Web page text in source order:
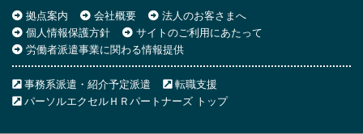
拠点案内
会社概要
法人のお客さまへ
個人情報保護方針
サイトのご利用にあたって
労働者派遣事業に関わる情報提供
事務系派遣・紹介予定派遣
転職支援
パーソルエクセルＨＲパートナーズ トップ